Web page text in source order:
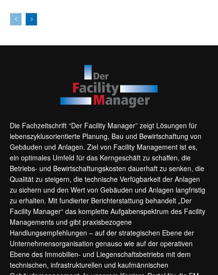
Die Fachzeitschrift “Der Facility Manager” zeigt Lösungen für
lebenszyklusorientierte Planung, Bau und Bewirtschaftung von
Gebäuden und Anlagen. Ziel von Facility Management ist es,
ein optimales Umfeld für das Kerngeschäft zu schaffen, die
Betriebs- und Bewirtschaftungskosten dauerhaft zu senken, die
Qualität zu steigern, die technische Verfügbarkeit der Anlagen
zu sichern und den Wert von Gebäuden und Anlagen langfristig
zu erhalten. Mit fundierter Berichterstattung behandelt „Der
Facility Manager“ das komplette Aufgabenspektrum des Facility
Managements und gibt praxisbezogene
Handlungsempfehlungen – auf der strategischen Ebene der
Unternehmensorganisation genauso wie auf der operativen
Ebene des Immobilien- und Liegenschaftsbetriebs mit dem
technischen, infrastrukturellen und kaufmännischen